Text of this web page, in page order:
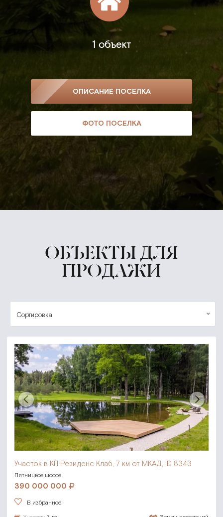
1 объект
ОПИСАНИЕ ПОСЕЛКА
ФОТО ПОСЕЛКА
ОБЪЕКТЫ ДЛЯ
ПРОДАЖИ
Сортировка
Участок в КП Резиденс Клаб,7 км от МКАД, ID 8343
Пятницкое шоссе
390 000 000
В избранное